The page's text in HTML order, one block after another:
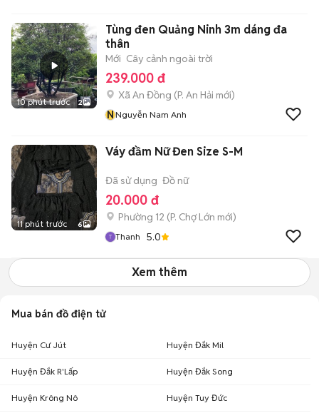
10 phút trước 2
Tùng đen Quảng Ninh 3m dáng đa
thân
Mới Cây cảnh ngoài trời
239.000 đ
Xã An Đồng (P. An Hải mới)
NNguyễn Nam Anh
11 phút trước 6
Váy đầm Nữ Đen Size S-M
Đã sử dụng Đồ nữ
20.000 đ
Phường 12 (P. Chợ Lớn mới)
Thanh 5.0
Xem thêm
Mua bán đồ điện tử
Huyện Cư Jút Huyện Đắk Mil
Huyện Đắk R'Lấp Huyện Đắk Song
Huyện Krông Nô Huyện Tuy Đức